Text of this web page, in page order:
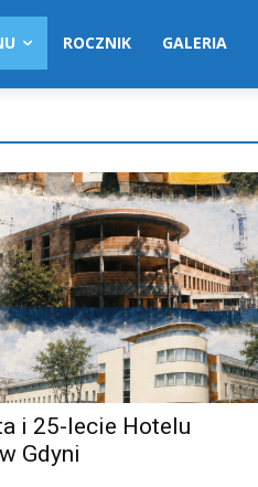
ROCZNIK GALERIA
i 25-lecie Hotelu
Gdyni